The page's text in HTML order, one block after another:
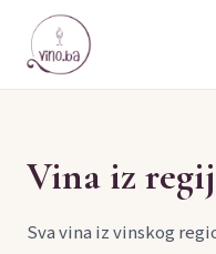
Vina iz
Sva vina iz vinskog